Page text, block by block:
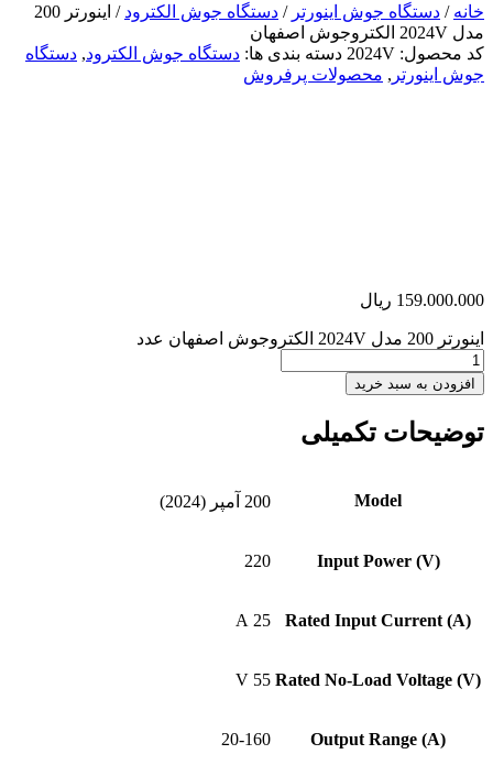
خانه / دستگاه جوش اینورتر / دستگاه جوش الکترود
/ اینورتر 200
مدل 2024V الکتروجوش اصفهان
کد محصول: 2024V دسته بندی ها: دستگاه جوش الکترود, دستگاه
جوش اینورتر , محصولات پرفروش
159.000.000 ریال
اینورتر 200 مدل 2024V الکتروجوش اصفهان عدد
افزودن به سبد خرید
توضیحات تکمیلی
Model 200 آمپر (2024)
Input Power (V)
220
Rated Input Current (A)
25 A
Rated No-Load Voltage (V)
55 V
Output Range (A)
20-160